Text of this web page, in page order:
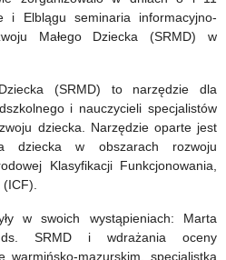
Elblągu seminaria informacyjno-
Małego Dziecka (SRMD) w
(SRMD) to narzędzie dla
i nauczycieli specjalistów
dziecka. Narzędzie oparte jest
dziecka w obszarach rozwoju
Klasyfikacji Funkcjonowania,
(ICF).
w swoich wystąpieniach: Marta
ds. SRMD i wdrażania oceny
warmińsko-mazurskim, specjalistka